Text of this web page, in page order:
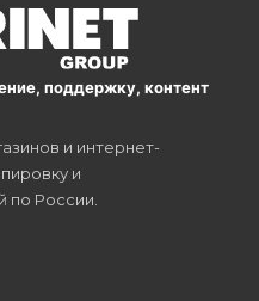
поддержку, контент
и интернет-
и
по России.